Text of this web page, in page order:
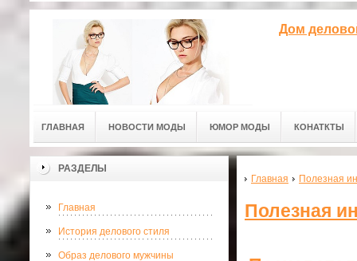
Дом
ГЛАВНАЯ НОВОСТИ МОДЫ ЮМОР МОДЫ КОНАТКТЫ
РАЗДЕЛЫ
Главная
История делового стиля
Образ делового мужчины
Главная Полезная
Полезная